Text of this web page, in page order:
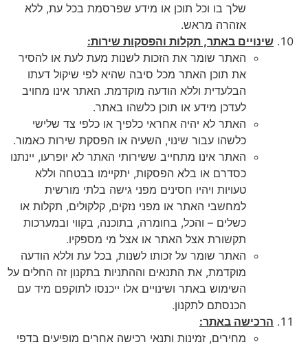
שלך בו וכל תוכן או מידע שפרסמת בכל עת, ללא
אזהרה מראש.
שינויים באתר, תקלות והפסקות שירות:
האתר שומר את הזכות לשנות מעת לעת או להסיר
את תוכן האתר מכל סיבה שהיא לפי שיקול דעתו
הבלעדית וללא הודעה מוקדמת. האתר אינו מחויב
לעדכן מידע או תוכן כלשהו באתר.
האתר לא יהיה אחראי כלפיך או כלפי צד שלישי
כלשהו עבור שינוי, השעיה או הפסקת שירות כאמור.
האתר אינו מתחייב ששירותי האתר לא יופרעו, יינתנו
כסדרם או בלא הפסקות, יתקיימו בבטחה וללא
טעויות ויהיו חסינים מפני גישה בלתי מורשית
למחשבי האתר או מפני נזקים, קלקולים, תקלות או
כשלים – והכל, בחומרה, בתוכנה, בקווי ובמערכות
תקשורת אצל האתר או אצל מי מספקיו.
האתר שומר על זכותו לשנות, בכל עת וללא הודעה
מוקדמת, את התנאים וההתניות בתקנון זה החלים על
השימוש באתר ושינויים אלו ייכנסו לתוקפם מיד עם
הכנסתם לתקנון.
הרכישה באתר:
מחירים, זמינות ותנאי רכישה אחרים מופיעים בדפי